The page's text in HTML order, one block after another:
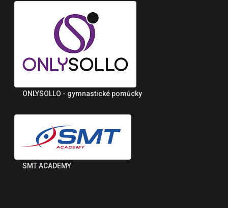
ONLYSOLLO - gymnastické pomůcky
SMT ACADEMY